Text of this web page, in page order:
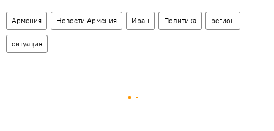
Армения Новости Армения Иран Политика регион
ситуация